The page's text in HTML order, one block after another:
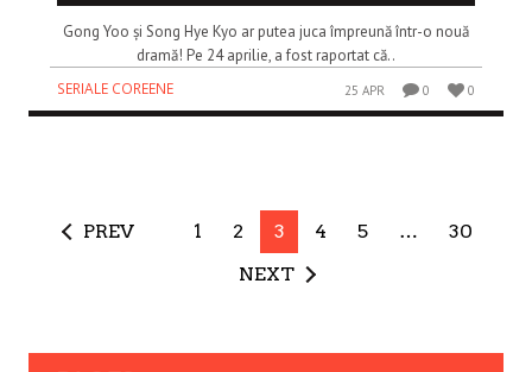
Gong Yoo și Song Hye Kyo ar putea juca împreună într-o nouă
dramă! Pe 24 aprilie, a fost raportat că..
SERIALE COREENE
25 APR 0 0
PREV 1 2 3 4 5 …
30
NEXT